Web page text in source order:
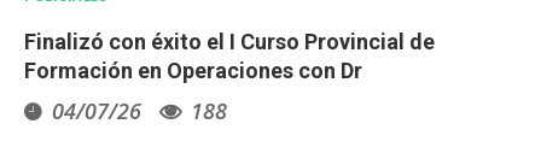
Finalizó con éxito el I Curso Provincial de
Formación en Operaciones con Dr
04/07/26 188